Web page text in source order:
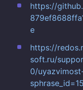
https://
e
https://
soft.ru/
0/